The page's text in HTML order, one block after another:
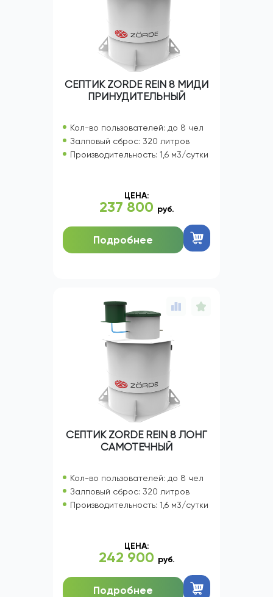
СЕПТИК ZORDE REIN 8 МИДИ
ПРИНУДИТЕЛЬНЫЙ
Кол-во пользователей: до 8 чел
Залповый сброс: 320 литров
Производительность: 1,6 м3/сутки
ЦЕНА:
237 800 руб.
Подробнее
СЕПТИК ZORDE REIN 8 ЛОНГ
САМОТЕЧНЫЙ
Кол-во пользователей: до 8 чел
Залповый сброс: 320 литров
Производительность: 1,6 м3/сутки
ЦЕНА:
242 900 руб.
Подробнее